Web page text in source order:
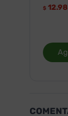
$ 12.98